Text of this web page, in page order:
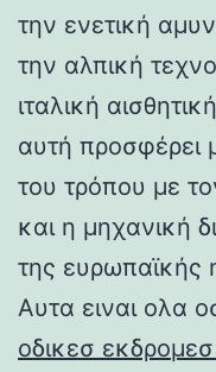
την ενετική
την αλπική
ιταλική
αυτή προσφέρει
του τρόπου με
και η μηχανική
της ευρωπαϊκής
Αυτα ειναι ολα
οδικεσ